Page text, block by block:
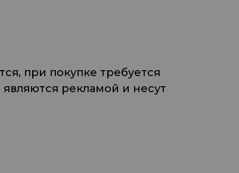
при покупке требуется
рекламой и несут